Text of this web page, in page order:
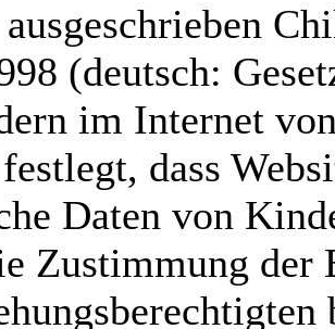
ausgeschrieben
(deutsch:
im Internet
dass
Daten von
Zustimmung der